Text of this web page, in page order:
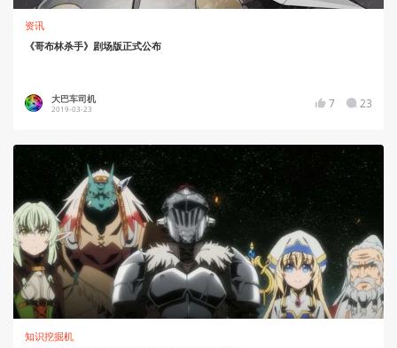
资讯
《哥布林杀手》剧场版正式公布
大巴车司机
2019-03-23 7 23
知识挖掘机